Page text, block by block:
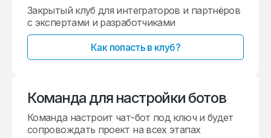
Закрытый клуб для интеграторов и партнёров
с экспертами и разработчиками
Как попасть в клуб?
Команда для настройки ботов
Команда настроит чат-бот под ключ и будет
сопровождать проект на всех этапах